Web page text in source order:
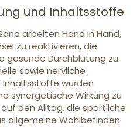
und Inhaltsstoffe
arbeiten Hand in Hand,
zu reaktivieren, die
gesunde Durchblutung zu
sowie nervliche
Inhaltsstoffe wurden
synergetische Wirkung zu
den Alltag, die sportliche
allgemeine Wohlbefinden